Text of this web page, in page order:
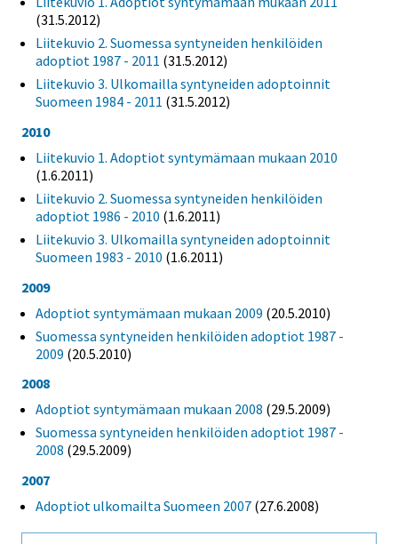
(31.5.2012)
Liitekuvio 2. Suomessa syntyneiden henkilöiden
adoptiot 1987 - 2011 (31.5.2012)
Liitekuvio 3. Ulkomailla syntyneiden adoptoinnit
Suomeen 1984 - 2011 (31.5.2012)
2010
Liitekuvio 1. Adoptiot syntymämaan mukaan 2010
(1.6.2011)
Liitekuvio 2. Suomessa syntyneiden henkilöiden
adoptiot 1986 - 2010 (1.6.2011)
Liitekuvio 3. Ulkomailla syntyneiden adoptoinnit
Suomeen 1983 - 2010 (1.6.2011)
2009
Adoptiot syntymämaan mukaan 2009 (20.5.2010)
Suomessa syntyneiden henkilöiden adoptiot 1987 -
2009 (20.5.2010)
2008
Adoptiot syntymämaan mukaan 2008 (29.5.2009)
Suomessa syntyneiden henkilöiden adoptiot 1987 -
2008 (29.5.2009)
2007
Adoptiot ulkomailta Suomeen 2007 (27.6.2008)